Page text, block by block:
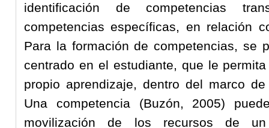
identificación de competencias
competencias específicas, en relación
Para la formación de competencias, se
centrado en el estudiante, que le
propio aprendizaje, dentro del marco
Una competencia (Buzón, 2005)
movilización de los recursos de